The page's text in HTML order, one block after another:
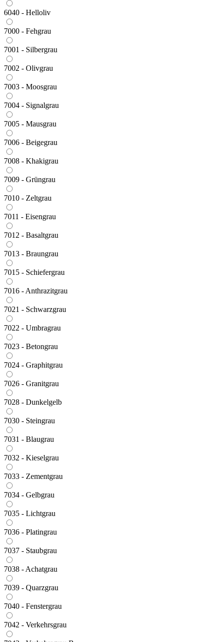
6040 - Helloliv
7000 - Fehgrau
7001 - Silbergrau
7002 - Olivgrau
7003 - Moosgrau
7004 - Signalgrau
7005 - Mausgrau
7006 - Beigegrau
7008 - Khakigrau
7009 - Grüngrau
7010 - Zeltgrau
7011 - Eisengrau
7012 - Basaltgrau
7013 - Braungrau
7015 - Schiefergrau
7016 - Anthrazitgrau
7021 - Schwarzgrau
7022 - Umbragrau
7023 - Betongrau
7024 - Graphitgrau
7026 - Granitgrau
7028 - Dunkelgelb
7030 - Steingrau
7031 - Blaugrau
7032 - Kieselgrau
7033 - Zementgrau
7034 - Gelbgrau
7035 - Lichtgrau
7036 - Platingrau
7037 - Staubgrau
7038 - Achatgrau
7039 - Quarzgrau
7040 - Fenstergrau
7042 - Verkehrsgrau